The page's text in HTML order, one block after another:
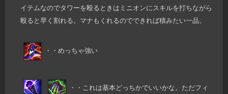
イテムなのでタワーを殴るときはミニオンにスキルを打ちながら
殴ると早く割れる。マナもくれるのでできれば積みたい一品。
・・めっちゃ強い
・・これは基本どっちかでいいかな。ただフィ